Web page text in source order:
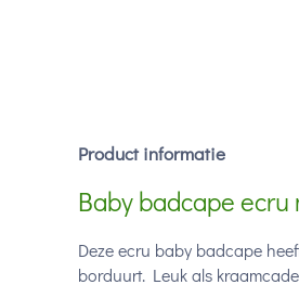
Product informatie
Baby badcape
Deze ecru baby badcape
borduurt. Leuk als